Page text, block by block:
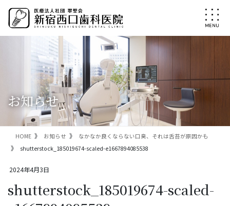
ン
ー
お知らせ
HOME お知らせ
なかなか良くならない口臭、それは舌苔が原因かも
shutterstock_185019674-scaled-e1667894085538
2024年4月3日
shutterstock_185019674-scaled-